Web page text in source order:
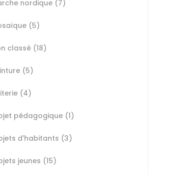
nordique (7)
(5)
classé (18)
(5)
(4)
pédagogique (1)
d'habitants (3)
jeunes (15)